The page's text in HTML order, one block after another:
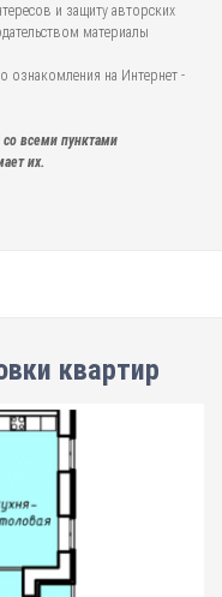
и защиту авторских
материалы
ознакомления на Интернет -
всеми пунктами
их.
квартир